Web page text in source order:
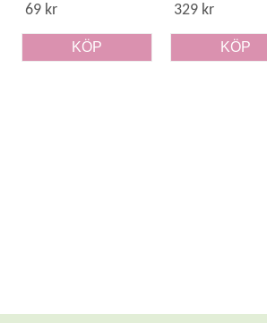
69 kr
KÖP
329 kr
KÖP